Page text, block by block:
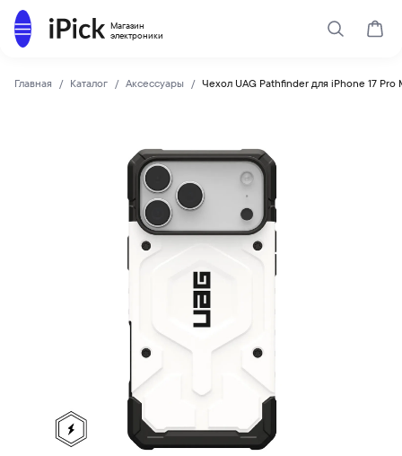
Магазин
электроники
Каталог
Поиск
Главная Каталог Аксессуары Чехол UAG Pathfinder для iPhone 17 Pro